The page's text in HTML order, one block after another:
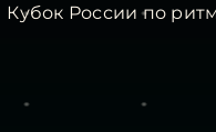
Кубок России по